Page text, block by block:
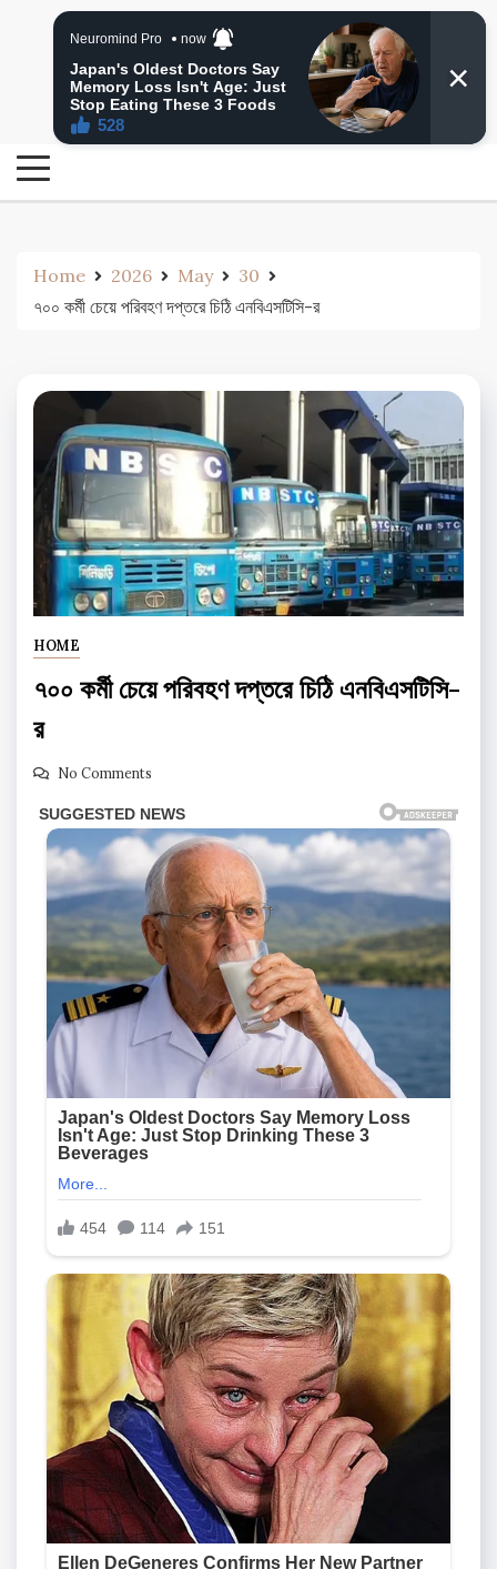
24 Ghanta Bangla News
24 Ghanta Bengali News
Home 2026 May
30
৭০০ কর্মী চেয়ে পরিবহণ দপ্তরে চিঠি এনবিএসটিসি-র
HOME
৭০০ কর্মী চেয়ে পরিবহণ দপ্তরে চিঠি এনবিএসটিসি-
র
No Comments